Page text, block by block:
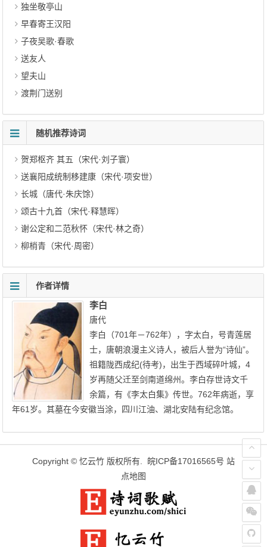
独坐敬亭山
早春寄王汉阳
子夜吴歌·春歌
送友人
望夫山
渡荆门送别
随机推荐诗词
贺郑枢齐 其五（宋代·刘子寰）
送襄阳成统制移建康（宋代·项安世）
长城（唐代·朱庆馀）
颂古十九首（宋代·释慧晖）
谢公定和二范秋怀（宋代·林之奇）
柳梢青（宋代·周密）
作者详情
李白
唐代
李白（701年－762年），字太白，号青莲居
士，唐朝浪漫主义诗人，被后人誉为“诗仙”。
祖籍陇西成纪(待考)，出生于西域碎叶城，4
岁再随父迁至剑南道绵州。李白存世诗文千
余篇，有《李太白集》传世。762年病逝，享
年61岁。其墓在今安徽当涂，四川江油、湖北安陆有纪念馆。
Copyright © 忆云竹 版权所有. 皖ICP备17016565号 站
点地图